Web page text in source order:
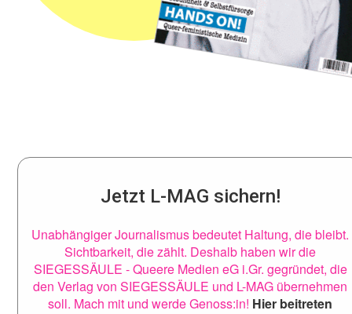
Jetzt L-MAG sichern!
Unabhängiger Journalismus bedeutet Haltung, die bleibt.
Sichtbarkeit, die zählt. Deshalb haben wir die
SIEGESSÄULE - Queere Medien eG i.Gr. gegründet, die
den Verlag von SIEGESSÄULE und L-MAG übernehmen
soll. Mach mit und werde Genoss:in! Hier beitreten